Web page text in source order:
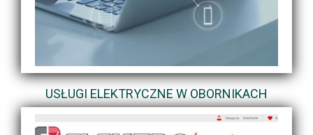
USŁUGI ELEKTRYCZNE W OBORNIKACH